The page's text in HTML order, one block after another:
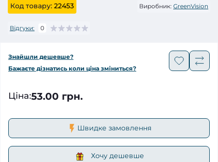
Код товару: 22453 Виробник: GreenVision
Відгуки: 0
Знайшли дешевше?
Бажаєте дізнатись коли ціна зміниться?
Ціна:53.00 грн.
Швидке замовлення
Хочу дешевше